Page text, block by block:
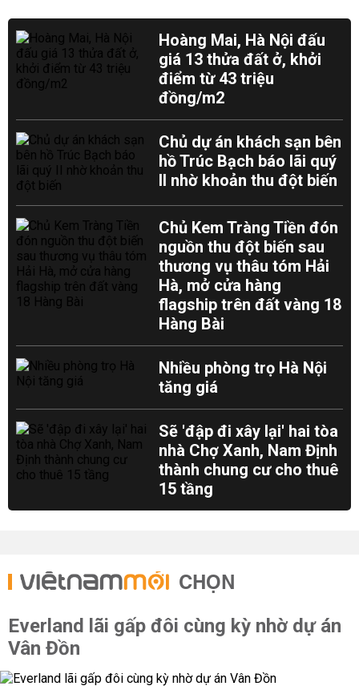
Hoàng Mai, Hà Nội đấu
giá 13 thửa đất ở, khởi
điểm từ 43 triệu
đồng/m2
Chủ dự án khách sạn bên
hồ Trúc Bạch báo lãi quý
II nhờ khoản thu đột biến
Chủ Kem Tràng Tiền đón
nguồn thu đột biến sau
thương vụ thâu tóm Hải
Hà, mở cửa hàng
flagship trên đất vàng 18
Hàng Bài
Nhiều phòng trọ Hà Nội
tăng giá
Sẽ 'đập đi xây lại' hai tòa
nhà Chợ Xanh, Nam Định
thành chung cư cho thuê
15 tầng
CHỌN
Everland lãi gấp đôi cùng kỳ nhờ dự án
Vân Đồn